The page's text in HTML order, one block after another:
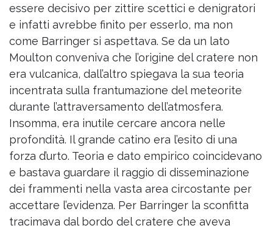
essere decisivo per zittire scettici e denigratori
e infatti avrebbe finito per esserlo, ma non
come Barringer si aspettava. Se da un lato
Moulton conveniva che l’origine del cratere non
era vulcanica, dall’altro spiegava la sua teoria
incentrata sulla frantumazione del meteorite
durante l’attraversamento dell’atmosfera.
Insomma, era inutile cercare ancora nelle
profondità. Il grande catino era l’esito di una
forza d’urto. Teoria e dato empirico coincidevano
e bastava guardare il raggio di disseminazione
dei frammenti nella vasta area circostante per
accettare l’evidenza. Per Barringer la sconfitta
tracimava dal bordo del cratere che aveva